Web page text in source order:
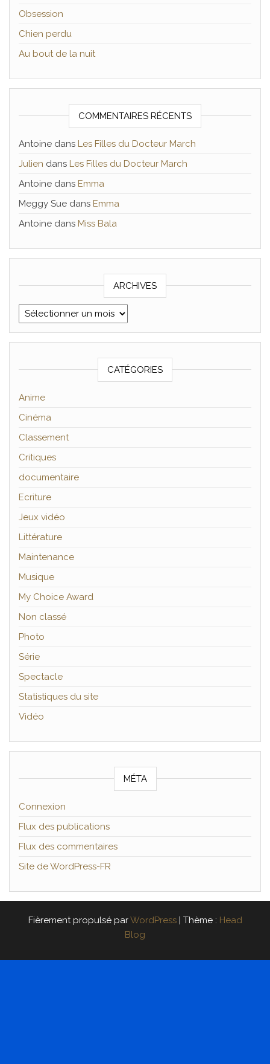
Obsession
Chien perdu
Au bout de la nuit
COMMENTAIRES RÉCENTS
Antoine dans Les Filles du Docteur March
Julien dans Les Filles du Docteur March
Antoine dans Emma
Meggy Sue dans Emma
Antoine dans Miss Bala
ARCHIVES
Archives
CATÉGORIES
Anime
Cinéma
Classement
Critiques
documentaire
Ecriture
Jeux vidéo
Littérature
Maintenance
Musique
My Choice Award
Non classé
Photo
Série
Spectacle
Statistiques du site
Vidéo
MÉTA
Connexion
Flux des publications
Flux des commentaires
Site de WordPress-FR
Fièrement propulsé parWordPress | Thème : Head
Blog